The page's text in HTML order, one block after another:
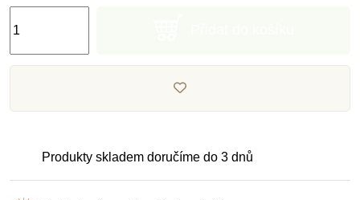
Produkty skladem doručíme do 3 dnů